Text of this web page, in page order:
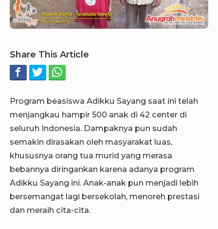
Share This Article
Program beasiswa Adikku Sayang saat ini telah
menjangkau hampir 500 anak di 42 center di
seluruh Indonesia. Dampaknya pun sudah
semakin dirasakan oleh masyarakat luas,
khususnya orang tua murid yang merasa
bebannya diringankan karena adanya program
Adikku Sayang ini. Anak-anak pun menjadi lebih
bersemangat lagi bersekolah, menoreh prestasi
dan meraih cita-cita.